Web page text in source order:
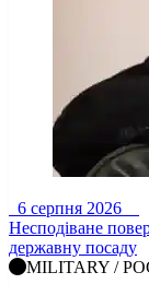
6 серпня 2026
Несподіване
державну посаду
MILITARY /